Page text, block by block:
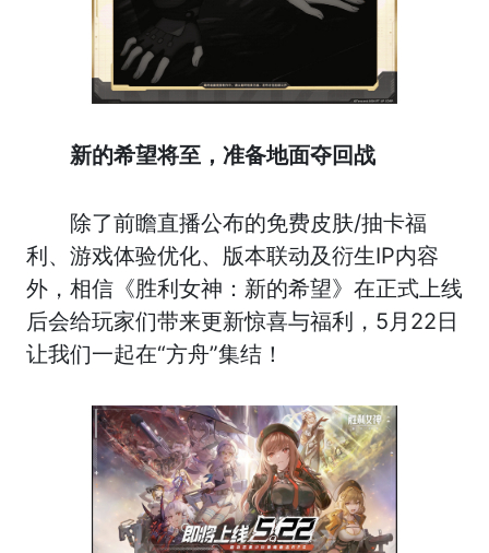
新的希望将至，准备地面夺回战
除了前瞻直播公布的免费皮肤/抽卡福
利、游戏体验优化、版本联动及衍生IP内容
外，相信《胜利女神：新的希望》在正式上线
后会给玩家们带来更新惊喜与福利，5月22日
让我们一起在“方舟”集结！